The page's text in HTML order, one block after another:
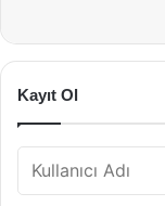
Kayıt Ol